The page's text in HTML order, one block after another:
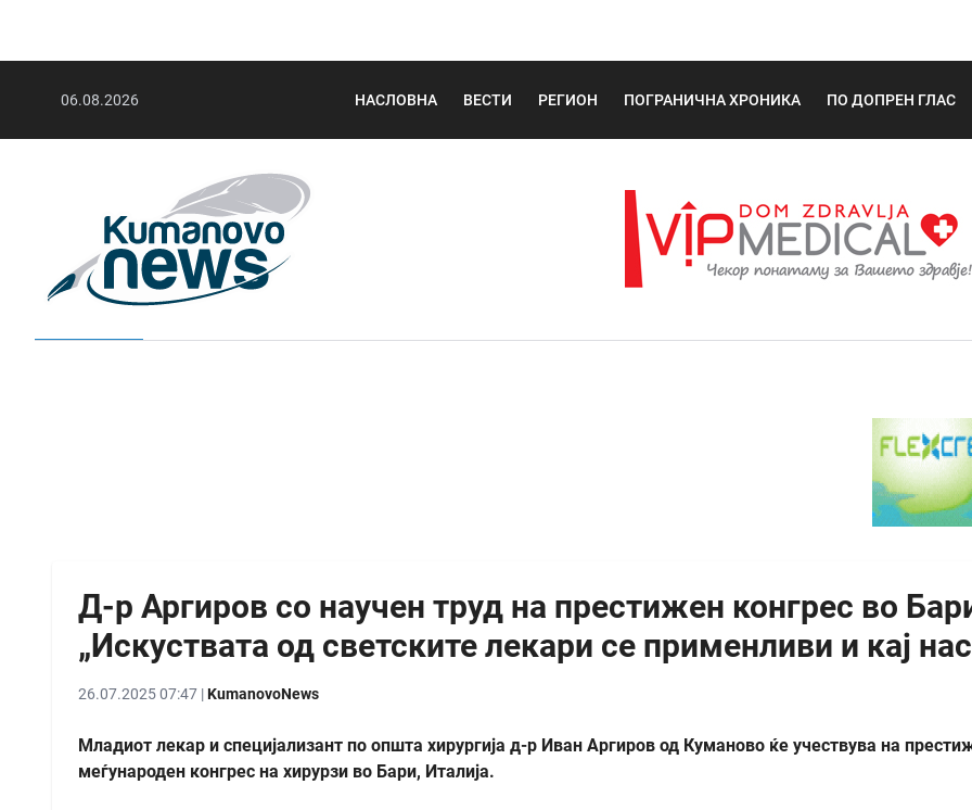
06.08.2026 НАСЛОВНА ВЕСТИ РЕГИОН ПОГРАНИЧНА ХРОНИКА ПО ДОПРЕН ГЛАС
Д-р Аргиров со научен труд на престижен конгрес во
„Искуствата од светските лекари се применливи и кај
26.07.2025 07:47 |KumanovoNews
Младиот лекар и специјализант по општа хирургија д-р Иван Аргиров од Куманово ќе учествува на
меѓународен конгрес на хирурзи во Бари, Италија.